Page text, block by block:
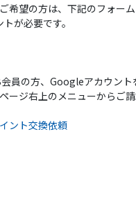
希望の方は、下記のフォーム
が必要です。
員の方、Googleアカウント
ージ右上のメニューからご請
ント交換依頼